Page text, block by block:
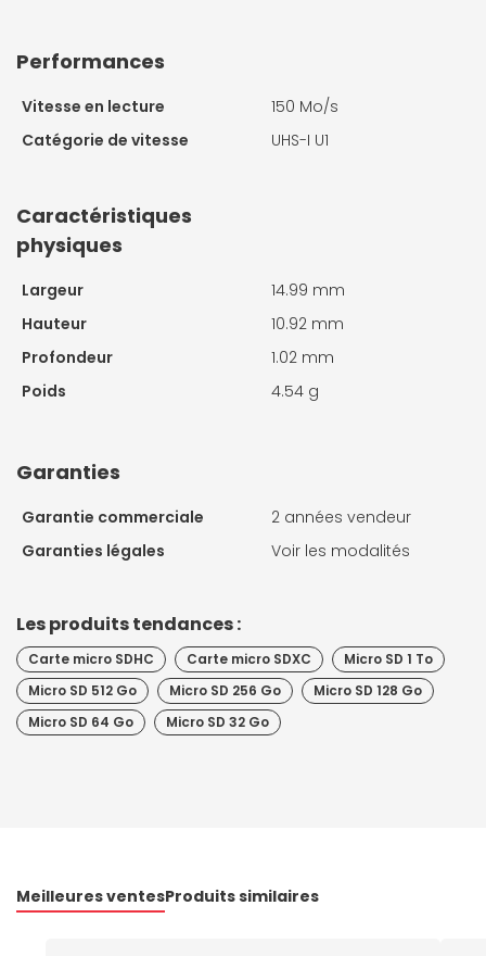
Performances
Vitesse en lecture
150 Mo/s
Catégorie de vitesse
UHS-I U1
Caractéristiques
physiques
Largeur
14.99 mm
Hauteur
10.92 mm
Profondeur
1.02 mm
Poids
4.54 g
Garanties
Garantie commerciale
2 années vendeur
Garanties légales
Voir les modalités
Les produits tendances :
Carte micro SDHC Carte micro SDXC
Micro SD 1 To
Micro SD 512 Go
Micro SD 256 Go
Micro SD 128 Go
Micro SD 64 Go
Micro SD 32 Go
Meilleures ventesProduits similaires